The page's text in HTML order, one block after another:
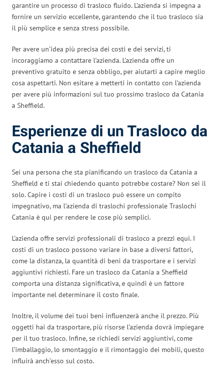
garantire un processo di trasloco fluido. L’azienda si impegna a
fornire un servizio eccellente, garantendo che il tuo trasloco sia
il più semplice e senza stress possibile.
Per avere un’idea più precisa dei costi e dei servizi, ti
incoraggiamo a contattare l’azienda. L’azienda offre un
preventivo gratuito e senza obbligo, per aiutarti a capire meglio
cosa aspettarti. Non esitare a metterti in contatto con l’azienda
per avere più informazioni sul tuo prossimo trasloco da Catania
a Sheffield.
Esperienze di un Trasloco da
Catania a Sheffield
Sei una persona che sta pianificando un trasloco da Catania a
Sheffield e ti stai chiedendo quanto potrebbe costare? Non sei il
solo. Capire i costi di un trasloco può essere un compito
impegnativo, ma l’azienda di traslochi professionale Traslochi
Catania è qui per rendere le cose più semplici.
L’azienda offre servizi professionali di trasloco a prezzi equi. I
costi di un trasloco possono variare in base a diversi fattori,
come la distanza, la quantità di beni da trasportare e i servizi
aggiuntivi richiesti. Fare un trasloco da Catania a Sheffield
comporta una distanza significativa, e quindi è un fattore
importante nel determinare il costo finale.
Inoltre, il volume dei tuoi beni influenzerà anche il prezzo. Più
oggetti hai da trasportare, più risorse l’azienda dovrà impiegare
per il tuo trasloco. Infine, se richiedi servizi aggiuntivi, come
l’imballaggio, lo smontaggio e il rimontaggio dei mobili, questo
influirà anch’esso sul costo.